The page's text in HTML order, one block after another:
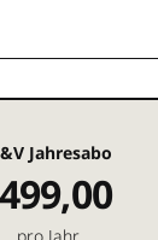
Jahresabo
499,00
pro Jahr